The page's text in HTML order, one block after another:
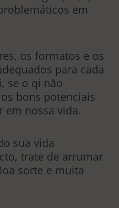
em
os formatos e os
para cada
se o qi não
bons potenciais
em nossa vida.
sua vida
trate de arrumar
sorte e muita